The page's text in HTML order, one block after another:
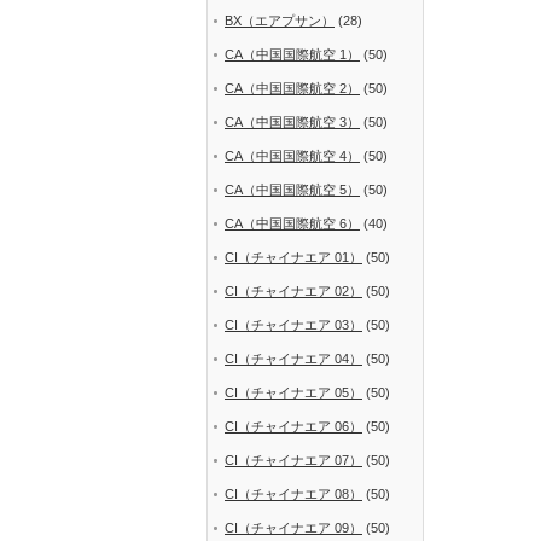
BX（エアプサン） (28)
CA（中国国際航空 1） (50)
CA（中国国際航空 2） (50)
CA（中国国際航空 3） (50)
CA（中国国際航空 4） (50)
CA（中国国際航空 5） (50)
CA（中国国際航空 6） (40)
CI（チャイナエア 01） (50)
CI（チャイナエア 02） (50)
CI（チャイナエア 03） (50)
CI（チャイナエア 04） (50)
CI（チャイナエア 05） (50)
CI（チャイナエア 06） (50)
CI（チャイナエア 07） (50)
CI（チャイナエア 08） (50)
CI（チャイナエア 09） (50)